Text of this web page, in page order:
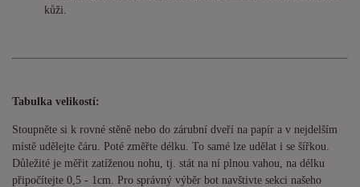
kůži.
Tabulka velikostí:
Stoupněte si k rovné stěně nebo do zárubní dveří na papír a v nejdelším
místě udělejte čáru. Poté změřte délku. To samé lze udělat i se šířkou.
Důležité je měřit zatíženou nohu, tj. stát na ní plnou vahou, na délku
připočítejte 0,5 - 1cm . Pro správný výběr bot navštivte sekci našeho